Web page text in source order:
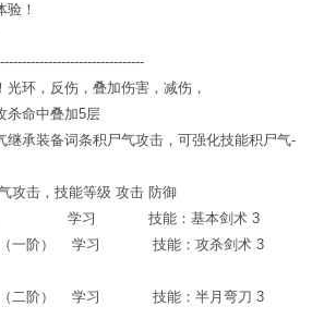
验！
环，反伤，叠加伤害，减伤，
杀命中叠加5层
继承装备词条积尸气攻击，可强化技能积尸气-
攻击，技能等级 攻击 防御
传承 学习 技能：基本剑术 3
承 （一阶） 学习 技能：攻杀剑术 3
承 （二阶） 学习 技能：半月弯刀 3